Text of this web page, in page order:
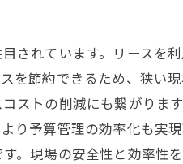
されています。リースを
を節約できるため、狭い
ストの削減にも繋がりま
り予算管理の効率化も実
。現場の安全性と効率性